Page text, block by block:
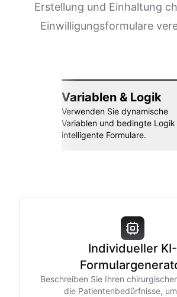
Erstellung und Einhaltung
Einwilligungsformulare
Variablen & Logik
Verwenden Sie dynamische
Variablen und bedingte
intelligente Formulare.
Individueller KI-
Beschreiben Sie Ihren
die Patientenbedürfnisse,